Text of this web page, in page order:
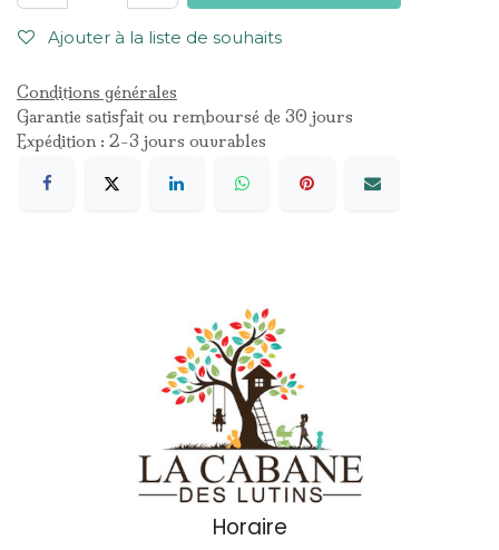
Ajouter à la liste de souhaits
Conditions générales
Garantie satisfait ou remboursé de 30 jours
Expédition : 2-3 jours ouvrables
Horaire